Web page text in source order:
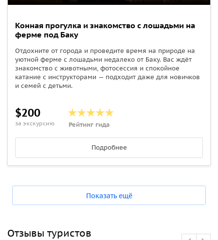
Конная прогулка и знакомство с лошадьми на
ферме под Баку
Отдохните от города и проведите время на природе на
уютной ферме с лошадьми недалеко от Баку. Вас ждёт
знакомство с животными, фотосессия и спокойное
катание с инструкторами — подходит даже для новичков
и семей с детьми.
$200
за экскурсию Рейтинг гида
Подробнее
Показать ещё
Отзывы туристов